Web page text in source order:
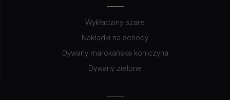
Wykładziny szare
Nakładki na schody
Dywany marokańska koniczyna
Dywany zielone